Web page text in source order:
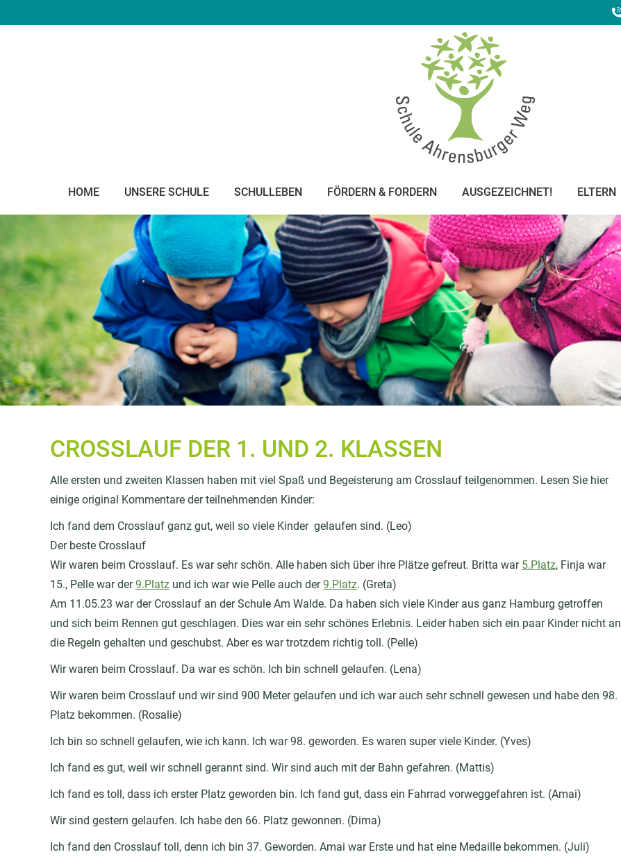
HOME UNSERE SCHULE SCHULLEBEN FÖRDERN & FORDERN AUSGEZEICHNET! ELTERN
CROSSLAUF DER 1. UND 2. KLASSEN
Alle ersten und zweiten Klassen haben mit viel Spaß und Begeisterung am Crosslauf teilgenommen. Lesen Sie hier
einige original Kommentare der teilnehmenden Kinder:
Ich fand dem Crosslauf ganz gut, weil so viele Kinder gelaufen sind. (Leo)
Der beste Crosslauf
Wir waren beim Crosslauf. Es war sehr schön. Alle haben sich über ihre Plätze gefreut. Britta war 5.Platz, Finja war
15., Pelle war der9.Platz und ich war wie Pelle auch der9.Platz. (Greta)
Am 11.05.23 war der Crosslauf an der Schule Am Walde. Da haben sich viele Kinder aus ganz Hamburg getroffen
und sich beim Rennen gut geschlagen. Dies war ein sehr schönes Erlebnis. Leider haben sich ein paar Kinder nicht an
die Regeln gehalten und geschubst. Aber es war trotzdem richtig toll. (Pelle)
Wir waren beim Crosslauf. Da war es schön. Ich bin schnell gelaufen. (Lena)
Wir waren beim Crosslauf und wir sind 900 Meter gelaufen und ich war auch sehr schnell gewesen und habe den 98.
Platz bekommen. (Rosalie)
Ich bin so schnell gelaufen, wie ich kann. Ich war 98. geworden. Es waren super viele Kinder. (Yves)
Ich fand es gut, weil wir schnell gerannt sind. Wir sind auch mit der Bahn gefahren. (Mattis)
Ich fand es toll, dass ich erster Platz geworden bin. Ich fand gut, dass ein Fahrrad vorweggefahren ist. (Amai)
Wir sind gestern gelaufen. Ich habe den 66. Platz gewonnen. (Dima)
Ich fand den Crosslauf toll, denn ich bin 37. Geworden. Amai war Erste und hat eine Medaille bekommen. (Juli)